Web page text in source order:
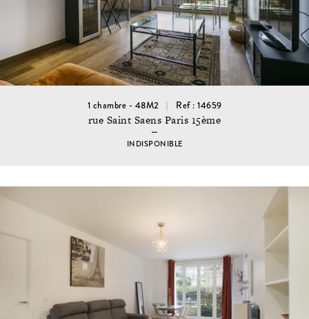
1 chambre - 48M2 Ref : 14659
rue Saint Saens Paris 15ème
INDISPONIBLE